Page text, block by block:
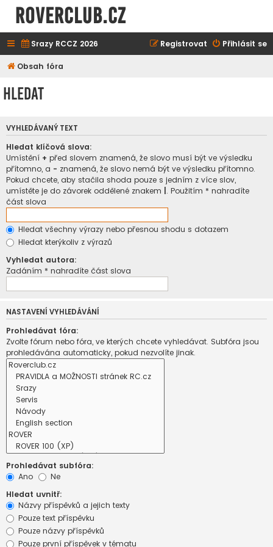
ROVERCLUB.cz
Srazy RCCZ 2026 Přihlásit se
Registrovat
Obsah fóra
Hledat
VYHLEDÁVANÝ TEXT
Hledat klíčová slova:
Umístění + před slovem znamená, že slovo musí být ve výsledku
přítomno, a - znamená, že slovo nemá být ve výsledku přítomno.
Pokud chcete, aby stačila shoda pouze s jedním z více slov,
umístěte je do závorek oddělené znakem . Použitím * nahradíte
část slova
Hledat všechny výrazy nebo přesnou shodu s dotazem
Hledat kterýkoliv z výrazů
Vyhledat autora:
Zadáním * nahradíte část slova
NASTAVENÍ VYHLEDÁVÁNÍ
Prohledávat fóra:
Zvolte fórum nebo fóra, ve kterých chcete vyhledávat. Subfóra jsou
prohledávána automaticky, pokud nezvolíte jinak.
Prohledávat subfóra:
Ano
Ne
Hledat uvnitř:
Názvy příspěvků a jejich texty
Pouze text příspěvku
Pouze názvy příspěvků
Pouze první příspěvek v tématu